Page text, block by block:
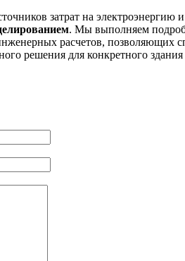
затрат на
. Мы выполняем
расчетов, позволяющих
решения для конкретного